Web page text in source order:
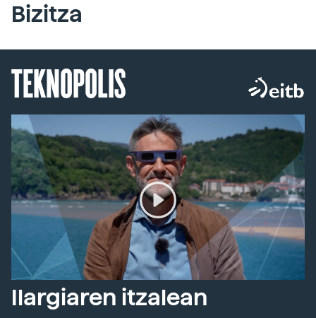
Bizitza
TEKNOPOLIS
Ilargiaren itzalean